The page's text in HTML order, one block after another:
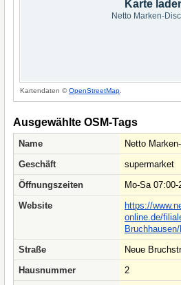
Karte
Netto Marken-
Kartendaten ©OpenStreetMap
Ausgewählte OSM-Tags
Name
Netto
Geschäft
supermarket
Öffnungszeiten
Mo-Sa 07:00-
Website
https://
online.de/
Straße
Neue
Hausnummer
2